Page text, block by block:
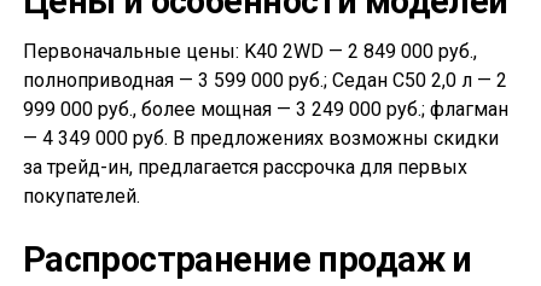
Первоначальные цены: K40 2WD — 2 849 000 руб.,
полноприводная — 3 599 000 руб.; Седан С50 2,0 л — 2
999 000 руб., более мощная — 3 249 000 руб.; флагман
— 4 349 000 руб. В предложениях возможны скидки
за трейд-ин, предлагается рассрочка для первых
покупателей.
Распространение продаж и